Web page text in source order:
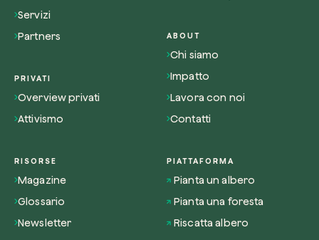
Servizi
Partners
PRIVATI
Overview privati
Attivismo
ABOUT
Chi siamo
Impatto
Lavora con noi
Contatti
RISORSE
Magazine
Glossario
Newsletter
PIATTAFORMA
Pianta un albero
Pianta una foresta
Riscatta albero